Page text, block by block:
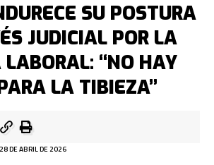
SU POSTURA
JUDICIAL POR LA
“NO HAY
LA TIBIEZA”
DE ABRIL DE 2026